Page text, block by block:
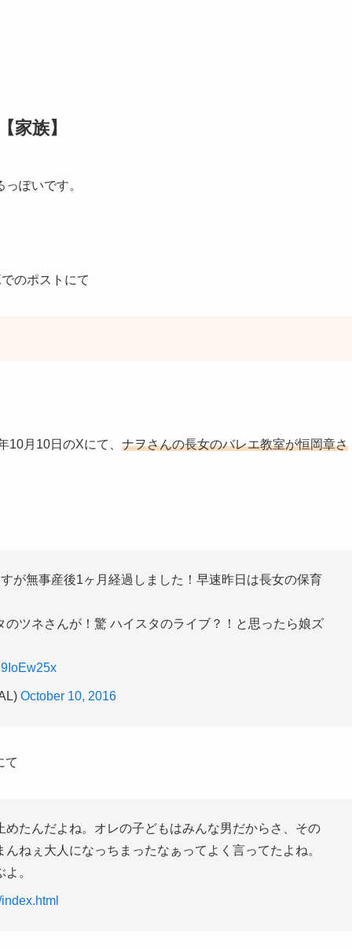
家族】
ぽいです。
のポストにて
10月10日のXにて、 ナヲさんの長女のバレエ教室が恒岡章さ
が無事産後1ヶ月経過しました！早速昨日は長女の保育
ツネさんが！驚 ハイスタのライブ？！と思ったら娘ズ
October 10, 2016
て
めたんだよね。オレの子どもはみんな男だからさ、その
ねぇ大人になっちまったなぁってよく言ってたよね。
。